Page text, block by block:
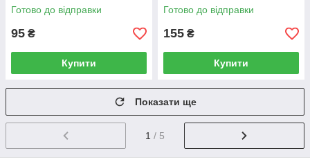
Готово до відправки
95 ₴
Купити
Готово до відправки
155 ₴
Купити
Показати ще
1 / 5